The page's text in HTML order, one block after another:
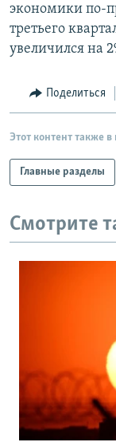
экономики по-
третьего
увеличился на
Поделиться
Этот контент также в
Главные разделы
Смотрите